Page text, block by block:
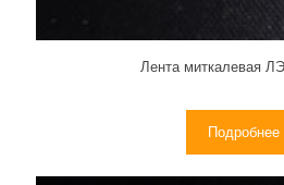
Лента миткалевая
Подробнее